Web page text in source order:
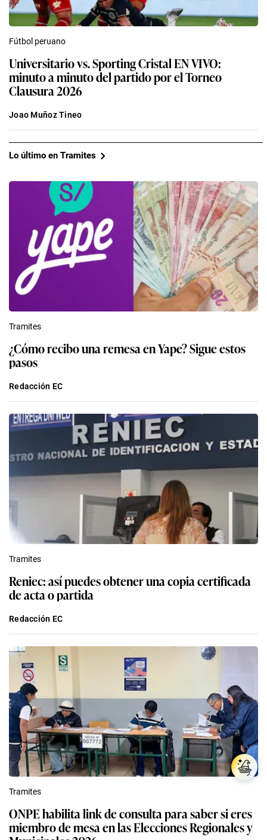
Fútbol peruano
Universitario vs. Sporting Cristal EN VIVO:
minuto a minuto del partido por el Torneo
Clausura 2026
Joao Muñoz Tineo
Lo último en Tramites
Tramites
¿Cómo recibo una remesa en Yape? Sigue estos
pasos
Redacción EC
Tramites
Reniec: así puedes obtener una copia certificada
de acta o partida
Redacción EC
Tramites
ONPE habilita link de consulta para saber si eres
miembro de mesa en las Elecciones Regionales y